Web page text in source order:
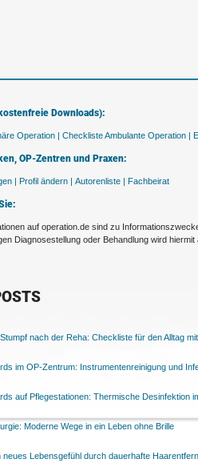
Downloads):
Operation | Checkliste Ambulante Operation |
OP-Zentren und Praxen:
| Profil ändern | Autorenliste | Fachbeirat
auf operation.de sind zu
Diagnosestellung oder Behandlung wird hiermit
nach der Reha: Checkliste für den Alltag
im OP-Zentrum: Instrumentenreinigung und
auf Pflegestationen: Thermische Desinfektion
Moderne Wege in ein Leben ohne Brille
neues Lebensgefühl durch dauerhafte